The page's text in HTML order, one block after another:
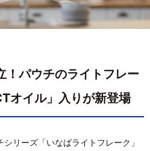
！パウチのライトフレー
オイル」入りが新登場
リーズ「いなばライトフレーク」